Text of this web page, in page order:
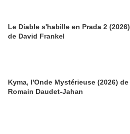
Le Diable s'habille en Prada 2 (2026)
de David Frankel
Kyma, l'Onde Mystérieuse (2026) de
Romain Daudet-Jahan